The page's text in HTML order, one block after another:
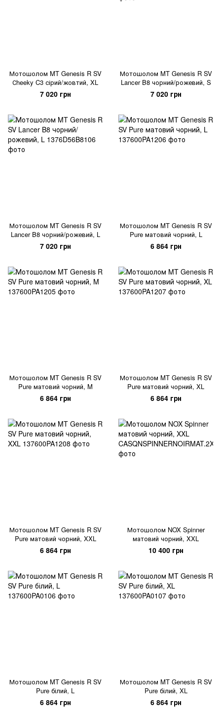
Мотошолом MT Genesis R SV
Сheeky C3 сірий/жовтий, XL
7 020 грн
Мотошолом MT Genesis R SV
Lancer B8 чорний/рожевий, S
7 020 грн
Мотошолом MT Genesis R SV
Lancer B8 чорний/рожевий, L
7 020 грн
Мотошолом MT Genesis R SV
Pure матовий чорний, L
6 864 грн
Мотошолом MT Genesis R SV
Pure матовий чорний, M
6 864 грн
Мотошолом MT Genesis R SV
Pure матовий чорний, XL
6 864 грн
Мотошолом MT Genesis R SV
Pure матовий чорний, XXL
6 864 грн
Мотошолом NOX Spinner
матовий чорний, XXL
10 400 грн
Мотошолом MT Genesis R SV
Pure білий, L
6 864 грн
Мотошолом MT Genesis R SV
Pure білий, XL
6 864 грн